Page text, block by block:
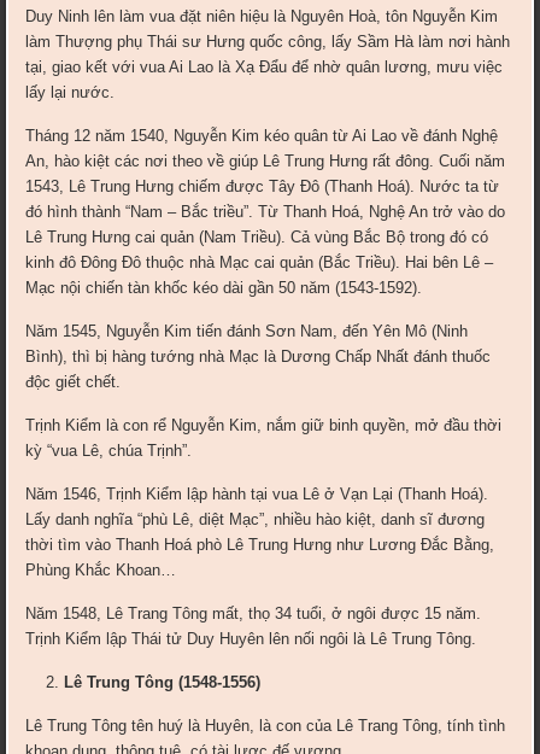
Duy Ninh lên làm vua đặt niên hiệu là Nguyên Hoà, tôn Nguyễn Kim
làm Thượng phụ Thái sư Hưng quốc công, lấy Sầm Hà làm nơi hành
tại, giao kết với vua Ai Lao là Xạ Đẩu để nhờ quân lương, mưu việc
lấy lại nước.
Tháng 12 năm 1540, Nguyễn Kim kéo quân từ Ai Lao về đánh Nghệ
An, hào kiệt các nơi theo về giúp Lê Trung Hưng rất đông. Cuối năm
1543, Lê Trung Hưng chiếm được Tây Đô (Thanh Hoá). Nước ta từ
đó hình thành “Nam – Bắc triều”. Từ Thanh Hoá, Nghệ An trở vào do
Lê Trung Hưng cai quản (Nam Triều). Cả vùng Bắc Bộ trong đó có
kinh đô Đông Đô thuộc nhà Mạc cai quản (Bắc Triều). Hai bên Lê –
Mạc nội chiến tàn khốc kéo dài gần 50 năm (1543-1592).
Năm 1545, Nguyễn Kim tiến đánh Sơn Nam, đến Yên Mô (Ninh
Bình), thì bị hàng tướng nhà Mạc là Dương Chấp Nhất đánh thuốc
độc giết chết.
Trịnh Kiểm là con rể Nguyễn Kim, nắm giữ binh quyền, mở đầu thời
kỳ “vua Lê, chúa Trịnh”.
Năm 1546, Trịnh Kiểm lập hành tại vua Lê ở Vạn Lại (Thanh Hoá).
Lấy danh nghĩa “phù Lê, diệt Mạc”, nhiều hào kiệt, danh sĩ đương
thời tìm vào Thanh Hoá phò Lê Trung Hưng như Lương Đắc Bằng,
Phùng Khắc Khoan…
Năm 1548, Lê Trang Tông mất, thọ 34 tuổi, ở ngôi được 15 năm.
Trịnh Kiểm lập Thái tử Duy Huyên lên nối ngôi là Lê Trung Tông.
Lê Trung Tông (1548-1556)
Lê Trung Tông tên huý là Huyên, là con của Lê Trang Tông, tính tình